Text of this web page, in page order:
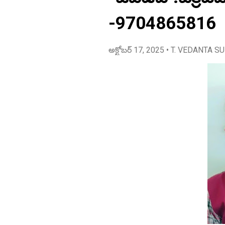
-9704865816
అక్టోబర్ 17, 2025 • T. VEDANTA